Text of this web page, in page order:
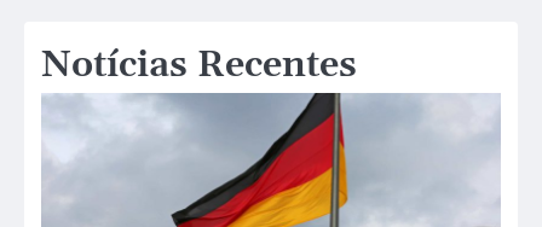
Notícias Recentes